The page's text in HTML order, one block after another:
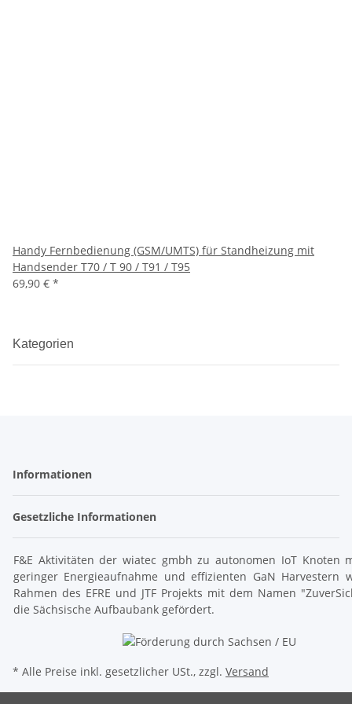
Handy Fernbedienung (GSM/UMTS) für Standheizung mit
Handsender T70 / T 90 / T91 / T95
69,90 € *
Kategorien
Informationen
Gesetzliche Informationen
F&E Aktivitäten der wiatec gmbh zu autonomen IoT Knoten
geringer Energieaufnahme und effizienten GaN Harvestern
Rahmen des EFRE und JTF Projekts mit dem Namen
die Sächsische Aufbaubank gefördert.
* Alle Preise inkl. gesetzlicher USt., zzgl. Versand